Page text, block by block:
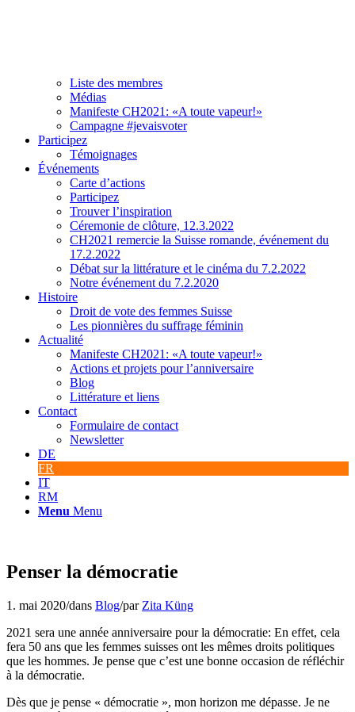
Liste des membres
Médias
Manifeste CH2021: «A toute vapeur!»
Campagne #jevaisvoter
Participez
Témoignages
Événements
Carte d’actions
Participez
Trouver l’inspiration
Céremonie de clôture, 12.3.2022
CH2021 remercie la Suisse romande, événement du
17.2.2022
Débat sur la littérature et le cinéma du 7.2.2022
Notre événement du 7.2.2020
Histoire
Droit de vote des femmes Suisse
Les pionnières du suffrage féminin
Actualité
Manifeste CH2021: «A toute vapeur!»
Actions et projets pour l’anniversaire
Blog
Littérature et liens
Contact
Formulaire de contact
Newsletter
DE
FR
IT
RM
Menu Menu
Penser la démocratie
1. mai 2020/dans Blog/par Zita Küng
2021 sera une année anniversaire pour la démocratie: En effet, cela
fera 50 ans que les femmes suisses ont les mêmes droits politiques
que les hommes. Je pense que c’est une bonne occasion de réfléchir
à la démocratie.
Dès que je pense « démocratie », mon horizon me dépasse. Je ne